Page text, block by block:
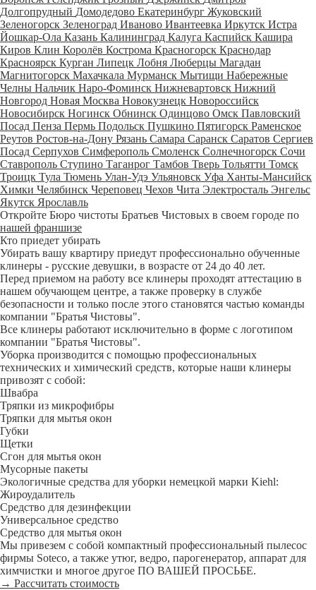
Долгопрудный Домодедово Екатеринбург Жуковский
Зеленогорск Зеленоград Иваново Ивантеевка Иркутск Истра
Йошкар-Ола Казань Калининград Калуга Каспийск Кашира
Киров Клин Королёв Кострома Красногорск Краснодар
Красноярск Курган Липецк Лобня Люберцы Магадан
Магнитогорск Махачкала Мурманск Мытищи Набережные
Челны Нальчик Наро-Фоминск Нижневартовск Нижний
Новгород Новая Москва Новокузнецк Новороссийск
Новосибирск Ногинск Обнинск Одинцово Омск Павловский
Посад Пенза Пермь Подольск Пушкино Пятигорск Раменское
Реутов Ростов-на-Дону Рязань Самара Саранск Саратов Сергиев
Посад Серпухов Симферополь Смоленск Солнечногорск Сочи
Ставрополь Ступино Таганрог Тамбов Тверь Тольятти Томск
Троицк Тула Тюмень Улан-Удэ Ульяновск Уфа Ханты-Мансийск
Химки Челябинск Череповец Чехов Чита Электросталь Энгельс
Якутск Ярославль
Откройте Бюро чистоты Братьев Чистовых в своем городе по
нашей франшизе
Кто приедет убирать
Убирать вашу квартиру приедут профессионально обученные
клинеры - русские девушки, в возрасте от 24 до 40 лет.
Перед приемом на работу все клинеры проходят аттестацию в
нашем обучающем центре, а также проверку в службе
безопасности и только после этого становятся частью команды
компании "Братья Чистовы".
Все клинеры работают исключительно в форме с логотипом
компании "Братья Чистовы".
Уборка производится с помощью профессиональных
технических и химический средств, которые наши клинеры
привозят с собой:
Швабра
Тряпки из микрофибры
Тряпки для мытья окон
Губки
Щетки
Сгон для мытья окон
Мусорные пакеты
Экологичные средства для уборки немецкой марки Kiehl:
Жироудалитель
Средство для дезинфекции
Универсальное средство
Средство для мытья окон
Мы привезем с собой компактный профессиональный пылесос
фирмы Soteco, а также утюг, ведро, парогенератор, аппарат для
химчистки и многое другое ПО ВАШЕЙ ПРОСЬБЕ.
→ Рассчитать стоимость